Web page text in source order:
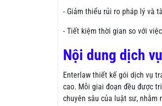
- Giảm thiểu rủi ro pháp lý và
- Tiết kiệm thời gian so với
Nội dung dịch
Enterlaw thiết kế gói dịch vụ
cao. Mỗi giai đoạn đều được
chuyên sâu của luật sư, nhằm